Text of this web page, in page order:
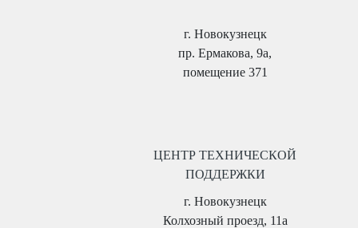
г. Новокузнецк
пр. Ермакова, 9а,
помещение 371
ЦЕНТР ТЕХНИЧЕСКОЙ
ПОДДЕРЖКИ
г. Новокузнецк
Колхозный проезд, 11а